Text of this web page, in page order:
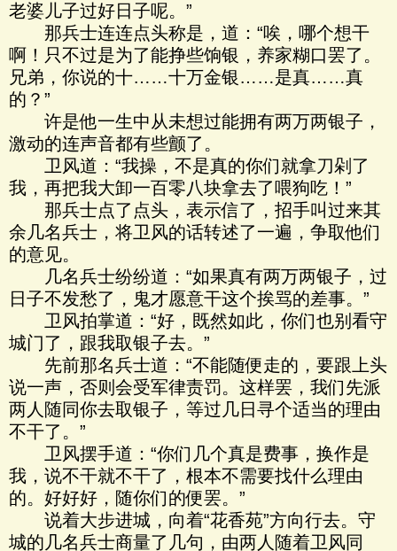
老婆儿子过好日子呢。”
那兵士连连点头称是，道：“唉，哪个想干
啊！只不过是为了能挣些饷银，养家糊口罢了。
兄弟，你说的十……十万金银……是真……真
的？”
许是他一生中从未想过能拥有两万两银子，
激动的连声音都有些颤了。
卫风道：“我操，不是真的你们就拿刀剁了
我，再把我大卸一百零八块拿去了喂狗吃！”
那兵士点了点头，表示信了，招手叫过来其
余几名兵士，将卫风的话转述了一遍，争取他们
的意见。
几名兵士纷纷道：“如果真有两万两银子，过
日子不发愁了，鬼才愿意干这个挨骂的差事。”
卫风拍掌道：“好，既然如此，你们也别看守
城门了，跟我取银子去。”
先前那名兵士道：“不能随便走的，要跟上头
说一声，否则会受军律责罚。这样罢，我们先派
两人随同你去取银子，等过几日寻个适当的理由
不干了。”
卫风摆手道：“你们几个真是费事，换作是
我，说不干就不干了，根本不需要找什么理由
的。好好好，随你们的便罢。”
说着大步进城，向着“花香苑”方向行去。守
城的几名兵士商量了几句，由两人随着卫风同